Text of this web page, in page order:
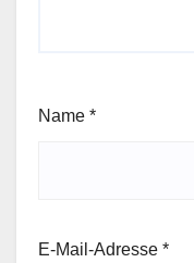
Name *
E-Mail-Adresse *